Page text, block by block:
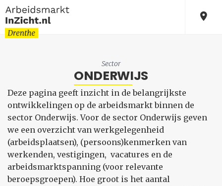
Sector
ONDERWIJS
Deze pagina geeft inzicht in de belangrijkste
ontwikkelingen op de arbeidsmarkt binnen de
sector Onderwijs. Voor de sector Onderwijs geven
we een overzicht van werkgelegenheid
(arbeidsplaatsen), (persoons)kenmerken van
werkenden, vestigingen, vacatures en de
arbeidsmarktspanning (voor relevante
beroepsgroepen). Hoe groot is het aantal